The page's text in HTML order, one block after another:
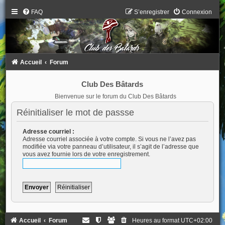
FAQ Connexion
S’enregistrer
Accueil Forum
Club Des Bâtards
Bienvenue sur le forum du Club Des Bâtards
Réinitialiser le mot de passse
Adresse courriel :
Adresse courriel associée à votre compte. Si vous ne l’avez pas
modifiée via votre panneau d’utilisateur, il s’agit de l’adresse que
vous avez fournie lors de votre enregistrement.
Accueil Forum Heures au format UTC+02:00